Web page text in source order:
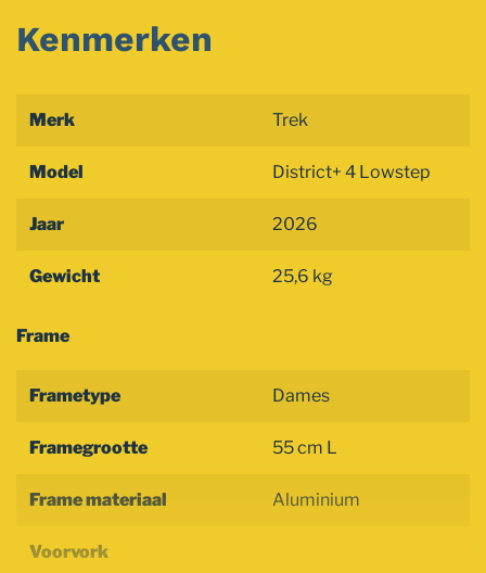
Kenmerken
Merk Trek
Model District+ 4 Lowstep
Jaar 2026
Gewicht 25,6 kg
Frame
Frametype Dames
Framegrootte 55 cm L
Frame materiaal Aluminium
Voorvork